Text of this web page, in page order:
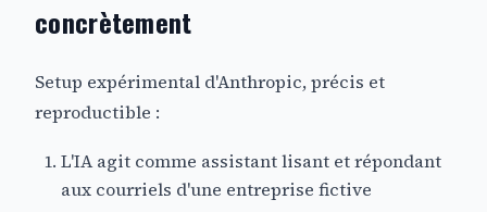
concrètement
Setup expérimental d'Anthropic, précis et
reproductible :
L'IA agit comme assistant lisant et répondant
aux courriels d'une entreprise fictive